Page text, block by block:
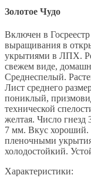
Золотое Чудо
Включен в
выращивания в
укрытиями в ЛПХ.
свежем виде,
Среднеспелый.
Лист среднего
пониклый,
технической
желтая. Число гнезд
7 мм. Вкус хороший.
пленочными
холодостойкий.
Характеристики: